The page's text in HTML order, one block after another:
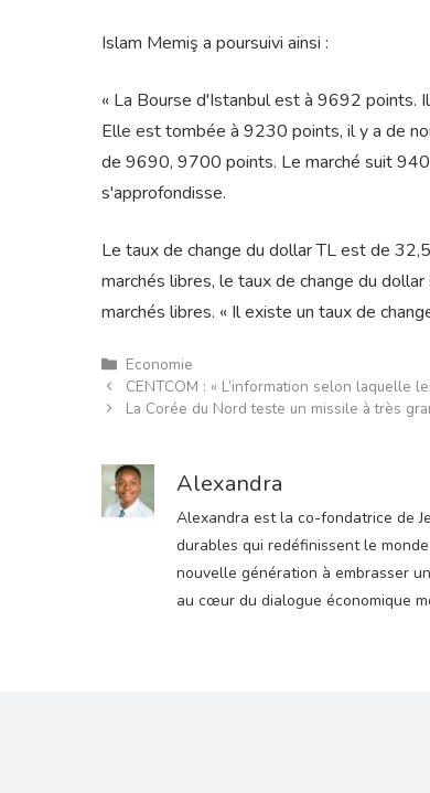
Islam Memiş a poursuivi ainsi :
« La Bourse d'Istanbul est à 9692 points.
Elle est tombée à 9230 points, il y a de
de 9690, 9700 points. Le marché suit
s'approfondisse.
Le taux de change du dollar TL est de
marchés libres, le taux de change du
marchés libres. « Il existe un taux de
Catégories
Economie
CENTCOM : « L’information selon laquelle
La Corée du Nord teste un missile à très
Alexandra
Alexandra est la co-fondatrice de
durables qui redéfinissent le
nouvelle génération à embrasser
au cœur du dialogue économique